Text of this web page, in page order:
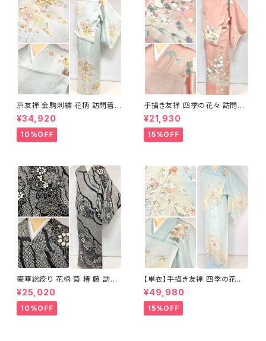
京友禅 金駒刺繍 花柄 訪問着
正絹 水色 黄緑 パステルカラー
アイスグリーン 1433
¥34,920
10%OFF
手描き友禅 四季の花々 訪問着
袷 正絹 サーモンピンク クリー
ム 白 桃花色 1434
¥21,930
15%OFF
豪華総絞り 花柄 菊 椿 藤 訪問
着 鹿の子絞り ラメ 正絹 黒 白
グレー 1435
¥25,020
10%OFF
【単衣】手描き友禅 四季の花々
正絹 訪問着 水色 黄緑 白 パス
テルカラー 1431
¥49,980
15%OFF